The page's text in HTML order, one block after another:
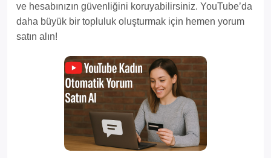
ve hesabınızın güvenliğini koruyabilirsiniz. YouTube’da
daha büyük bir topluluk oluşturmak için hemen yorum
satın alın!